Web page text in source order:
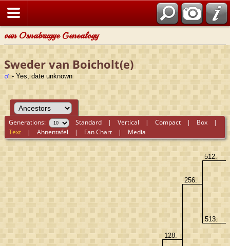
van Osnabrugge Genealogy
Sweder van Boicholt(e)
- Yes, date unknown
Generations: Standard |Vertical |Compact | Box |
Text |Ahnentafel | Fan Chart | Media
128.
256.
512.
513.